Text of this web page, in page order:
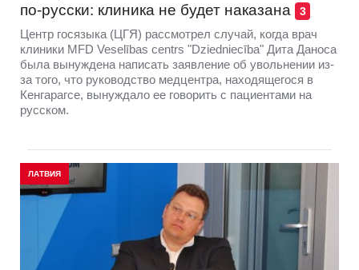
по-русски: клиника не будет наказана
3
Центр госязыка (ЦГЯ) рассмотрел случай, когда врач
клиники MFD Veselības centrs "Dziedniecība" Дита Даноса
была вынуждена написать заявление об увольнении из-
за того, что руководство медцентра, находящегося в
Кенгарагсе, вынуждало ее говорить с пациентами на
русском.
ЛАТВИЯ